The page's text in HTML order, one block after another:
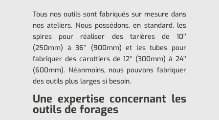
Tous nos outils sont fabriqués sur mesure dans
nos ateliers. Nous possédons, en standard, les
spires pour réaliser des tarières de 10’’
(250mm) à 36’’ (900mm) et les tubes pour
fabriquer des carottiers de 12’’ (300mm) à 24’’
(600mm). Néanmoins, nous pouvons fabriquer
des outils plus larges si besoin.
Une expertise concernant les
outils de forages